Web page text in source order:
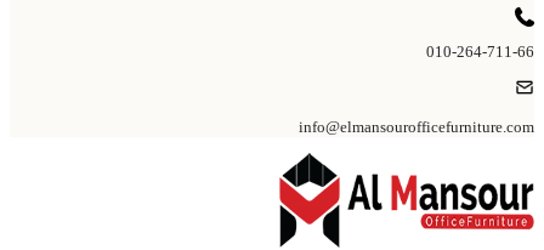
010-264-711-66
info@elmansourofficefurniture.com